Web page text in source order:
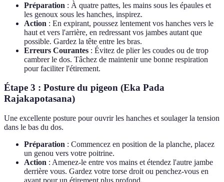
Préparation : À quatre pattes, les mains sous les épaules et
les genoux sous les hanches, inspirez.
Action : En expirant, poussez lentement vos hanches vers le
haut et vers l'arrière, en redressant vos jambes autant que
possible. Gardez la tête entre les bras.
Erreurs Courantes : Évitez de plier les coudes ou de trop
cambrer le dos. Tâchez de maintenir une bonne respiration
pour faciliter l'étirement.
Étape 3 : Posture du pigeon (Eka Pada
Rajakapotasana)
Une excellente posture pour ouvrir les hanches et soulager la tension
dans le bas du dos.
Préparation : Commencez en position de la planche, placez
un genou vers votre poitrine.
Action : Amenez-le entre vos mains et étendez l'autre jambe
derrière vous. Gardez votre torse droit ou penchez-vous en
avant pour un étirement plus profond.